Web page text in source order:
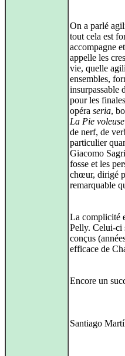
On a parlé
tout cela est
accompagne
appelle les
vie, quelle
ensembles,
insurpassable
pour les
opéra seria,
La Pie voleuse
de nerf, de
particulier
Giacomo
fosse et les
chœur, dirigé
remarquable
La complicité
Pelly. Celui‑ci
conçus
efficace de
Encore un
Santiago